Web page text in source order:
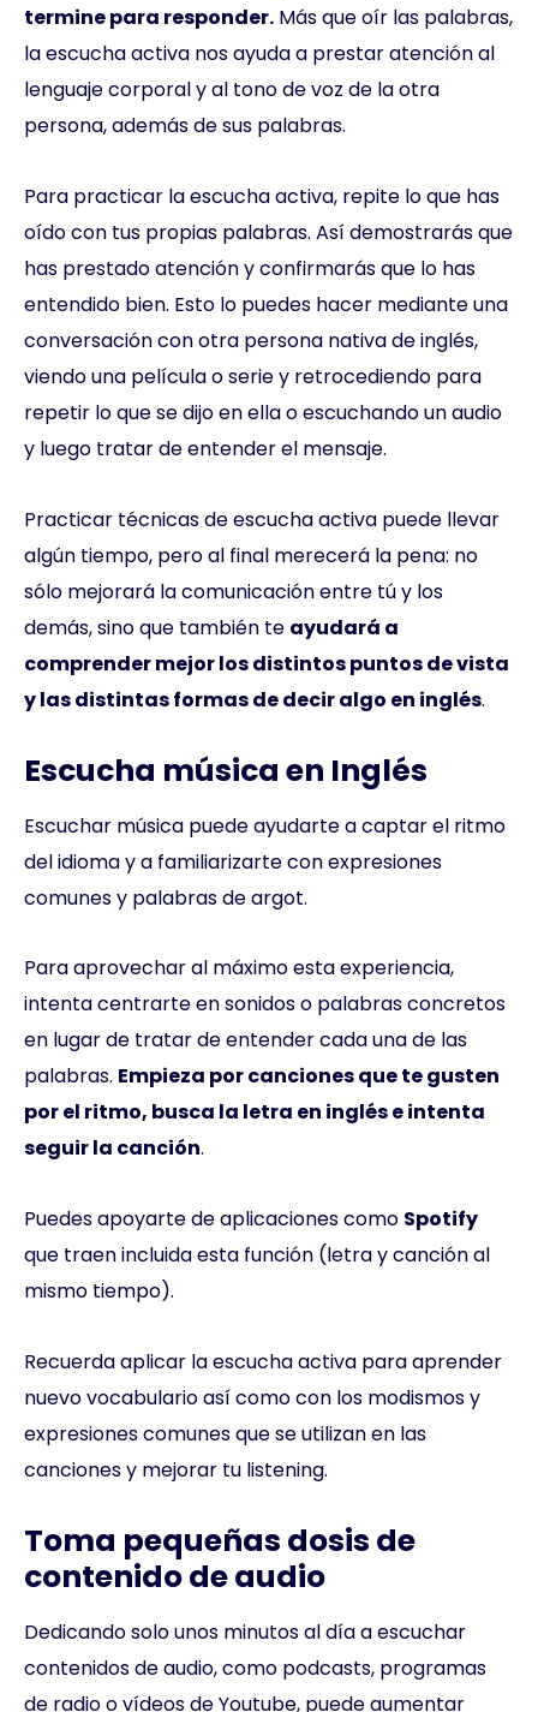
termine para responder. Más que oír las palabras,
la escucha activa nos ayuda a prestar atención al
lenguaje corporal y al tono de voz de la otra
persona, además de sus palabras.
Para practicar la escucha activa, repite lo que has
oído con tus propias palabras. Así demostrarás que
has prestado atención y confirmarás que lo has
entendido bien. Esto lo puedes hacer mediante una
conversación con otra persona nativa de inglés,
viendo una película o serie y retrocediendo para
repetir lo que se dijo en ella o escuchando un audio
y luego tratar de entender el mensaje.
Practicar técnicas de escucha activa puede llevar
algún tiempo, pero al final merecerá la pena: no
sólo mejorará la comunicación entre tú y los
demás, sino que también te ayudará a
comprender mejor los distintos puntos de vista
y las distintas formas de decir algo en inglés.
Escucha música en Inglés
Escuchar música puede ayudarte a captar el ritmo
del idioma y a familiarizarte con expresiones
comunes y palabras de argot.
Para aprovechar al máximo esta experiencia,
intenta centrarte en sonidos o palabras concretos
en lugar de tratar de entender cada una de las
palabras. Empieza por canciones que te gusten
por el ritmo, busca la letra en inglés e intenta
seguir la canción.
Puedes apoyarte de aplicaciones como Spotify
que traen incluida esta función (letra y canción al
mismo tiempo).
Recuerda aplicar la escucha activa para aprender
nuevo vocabulario así como con los modismos y
expresiones comunes que se utilizan en las
canciones y mejorar tu listening.
Toma pequeñas dosis de
contenido de audio
Dedicando solo unos minutos al día a escuchar
contenidos de audio, como podcasts, programas
de radio o vídeos de Youtube, puede aumentar